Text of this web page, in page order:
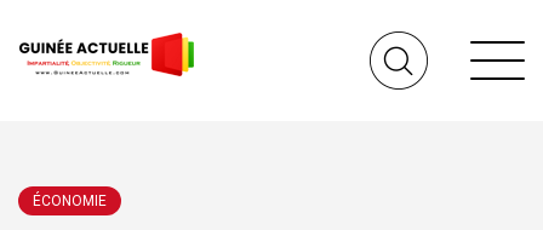
ÉCONOMIE